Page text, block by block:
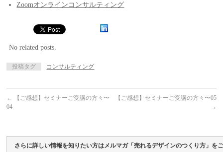
Zoomオンラインコンサルティング
No related posts.
投稿タグ コンサルティング
←
【ご感想】セミナーご受講の方々〜
04
【ご感想】セミナーご受講の方々〜05
→
さらに詳しい情報を知りたい方はメルマガ「売れるデザインのつくり方」を